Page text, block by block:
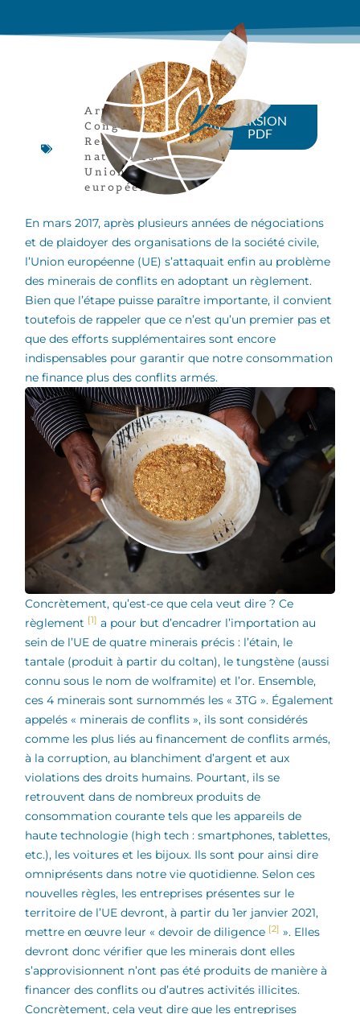
Article,RD
Congo,
Ressources
naturelles,
Union
européenne
VERSION
PDF
En mars 2017, après plusieurs années de négociations
et de plaidoyer des organisations de la société civile,
l’Union européenne (UE) s’attaquait enfin au problème
des minerais de conflits en adoptant un règlement.
Bien que l’étape puisse paraître importante, il convient
toutefois de rappeler que ce n’est qu’un premier pas et
que des efforts supplémentaires sont encore
indispensables pour garantir que notre consommation
ne finance plus des conflits armés.
Concrètement, qu’est-ce que cela veut dire ? Ce
règlement [1] a pour but d’encadrer l’importation au
sein de l’UE de quatre minerais précis : l’étain, le
tantale (produit à partir du coltan), le tungstène (aussi
connu sous le nom de wolframite) et l’or. Ensemble,
ces 4 minerais sont surnommés les « 3TG ». Également
appelés « minerais de conflits », ils sont considérés
comme les plus liés au financement de conflits armés,
à la corruption, au blanchiment d’argent et aux
violations des droits humains. Pourtant, ils se
retrouvent dans de nombreux produits de
consommation courante tels que les appareils de
haute technologie (high tech : smartphones, tablettes,
etc.), les voitures et les bijoux. Ils sont pour ainsi dire
omniprésents dans notre vie quotidienne. Selon ces
nouvelles règles, les entreprises présentes sur le
territoire de l’UE devront, à partir du 1er janvier 2021,
mettre en œuvre leur « devoir de diligence [2] ». Elles
devront donc vérifier que les minerais dont elles
s’approvisionnent n’ont pas été produits de manière à
financer des conflits ou d’autres activités illicites.
Concrètement, cela veut dire que les entreprises